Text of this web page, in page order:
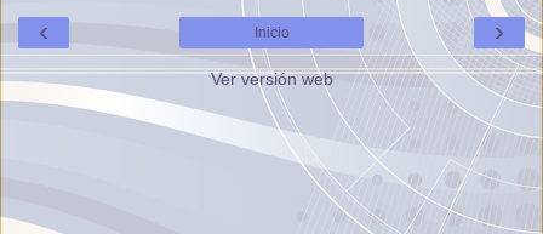
‹ ›
Inicio
Ver versión web